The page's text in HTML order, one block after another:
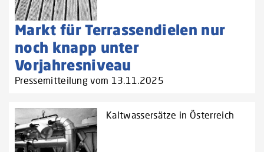
Markt für Terrassendielen nur
noch knapp unter
Vorjahresniveau
Pressemitteilung vom 13.11.2025
Kaltwassersätze in Österreich